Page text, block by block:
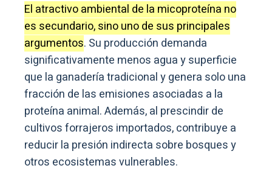
El atractivo ambiental de la micoproteína no
es secundario, sino uno de sus principales
argumentos. Su producción demanda
significativamente menos agua y superficie
que la ganadería tradicional y genera solo una
fracción de las emisiones asociadas a la
proteína animal. Además, al prescindir de
cultivos forrajeros importados, contribuye a
reducir la presión indirecta sobre bosques y
otros ecosistemas vulnerables.